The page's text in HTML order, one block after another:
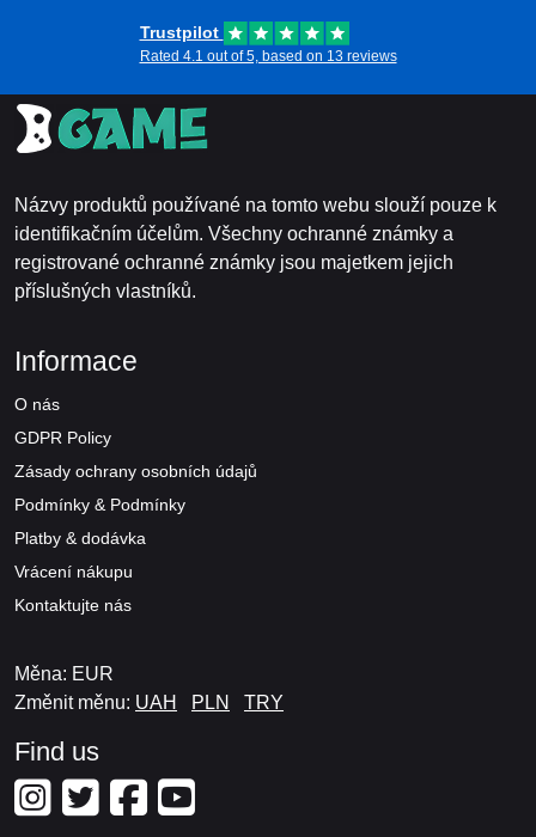
Trustpilot
Rated 4.1 out of 5, based on 13 reviews
Názvy produktů používané na tomto webu slouží pouze k
identifikačním účelům. Všechny ochranné známky a
registrované ochranné známky jsou majetkem jejich
příslušných vlastníků.
Informace
O nás
GDPR Policy
Zásady ochrany osobních údajů
Podmínky & Podmínky
Platby & dodávka
Vrácení nákupu
Kontaktujte nás
Měna: EUR
Změnit měnu: UAH PLN TRY
Find us